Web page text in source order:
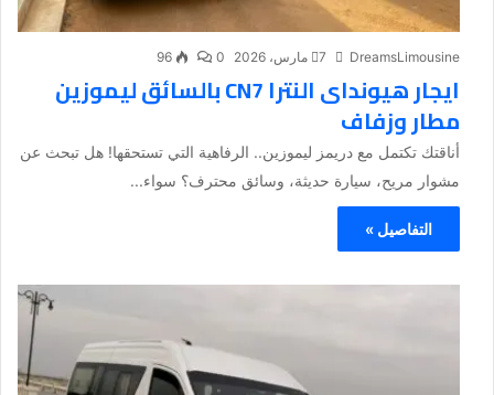
DreamsLimousine 7 مارس، 2026 0
96
ايجار هيونداى النترا CN7 بالسائق ليموزين
مطار وزفاف
أناقتك تكتمل مع دريمز ليموزين.. الرفاهية التي تستحقها! هل تبحث عن
مشوار مريح، سيارة حديثة، وسائق محترف؟ سواء...
التفاصيل »